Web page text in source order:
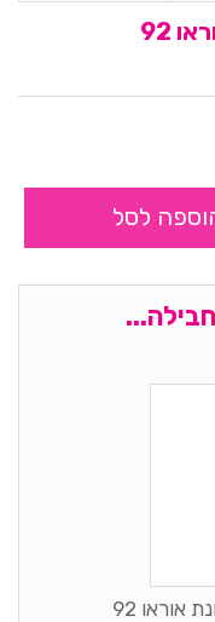
92
לסל
92